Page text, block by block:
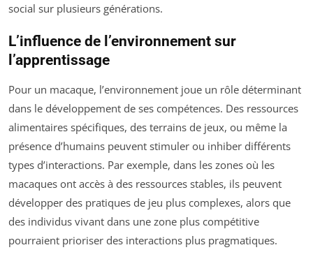
social sur plusieurs générations.
L’influence de l’environnement sur
l’apprentissage
Pour un macaque, l’environnement joue un rôle déterminant
dans le développement de ses compétences. Des ressources
alimentaires spécifiques, des terrains de jeux, ou même la
présence d’humains peuvent stimuler ou inhiber différents
types d’interactions. Par exemple, dans les zones où les
macaques ont accès à des ressources stables, ils peuvent
développer des pratiques de jeu plus complexes, alors que
des individus vivant dans une zone plus compétitive
pourraient prioriser des interactions plus pragmatiques.